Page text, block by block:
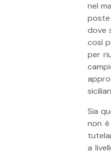
nel
poste
dove
così
per
Sia
non
a